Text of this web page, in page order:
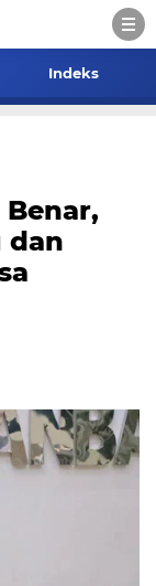
Indeks
dan